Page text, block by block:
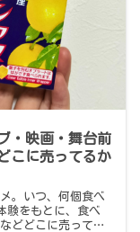
・映画・舞台前
こに売ってるか
。いつ、何個食べ
験をもとに、食べ
どどこに売ってる